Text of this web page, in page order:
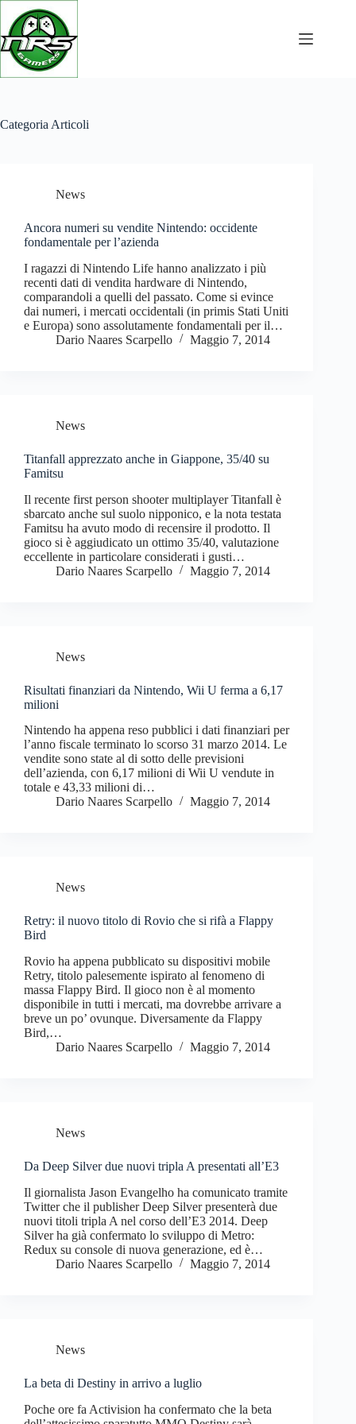
Salta
contenuto
Categoria Articoli
News
Ancora numeri su vendite Nintendo: occidente
fondamentale per l’azienda
I ragazzi di Nintendo Life hanno analizzato i più
recenti dati di vendita hardware di Nintendo,
comparandoli a quelli del passato. Come si evince
dai numeri, i mercati occidentali (in primis Stati Uniti
e Europa) sono assolutamente fondamentali per il…
Dario Naares Scarpello
Maggio 7, 2014
News
Titanfall apprezzato anche in Giappone, 35/40 su
Famitsu
Il recente first person shooter multiplayer Titanfall è
sbarcato anche sul suolo nipponico, e la nota testata
Famitsu ha avuto modo di recensire il prodotto. Il
gioco si è aggiudicato un ottimo 35/40, valutazione
eccellente in particolare considerati i gusti…
Dario Naares Scarpello
Maggio 7, 2014
News
Risultati finanziari da Nintendo, Wii U ferma a 6,17
milioni
Nintendo ha appena reso pubblici i dati finanziari per
l’anno fiscale terminato lo scorso 31 marzo 2014. Le
vendite sono state al di sotto delle previsioni
dell’azienda, con 6,17 milioni di Wii U vendute in
totale e 43,33 milioni di…
Dario Naares Scarpello
Maggio 7, 2014
News
Retry: il nuovo titolo di Rovio che si rifà a Flappy
Bird
Rovio ha appena pubblicato su dispositivi mobile
Retry, titolo palesemente ispirato al fenomeno di
massa Flappy Bird. Il gioco non è al momento
disponibile in tutti i mercati, ma dovrebbe arrivare a
breve un po’ ovunque. Diversamente da Flappy
Bird,…
Dario Naares Scarpello
Maggio 7, 2014
News
Da Deep Silver due nuovi tripla A presentati all’E3
Il giornalista Jason Evangelho ha comunicato tramite
Twitter che il publisher Deep Silver presenterà due
nuovi titoli tripla A nel corso dell’E3 2014. Deep
Silver ha già confermato lo sviluppo di Metro:
Redux su console di nuova generazione, ed è…
Dario Naares Scarpello
Maggio 7, 2014
News
La beta di Destiny in arrivo a luglio
Poche ore fa Activision ha confermato che la beta